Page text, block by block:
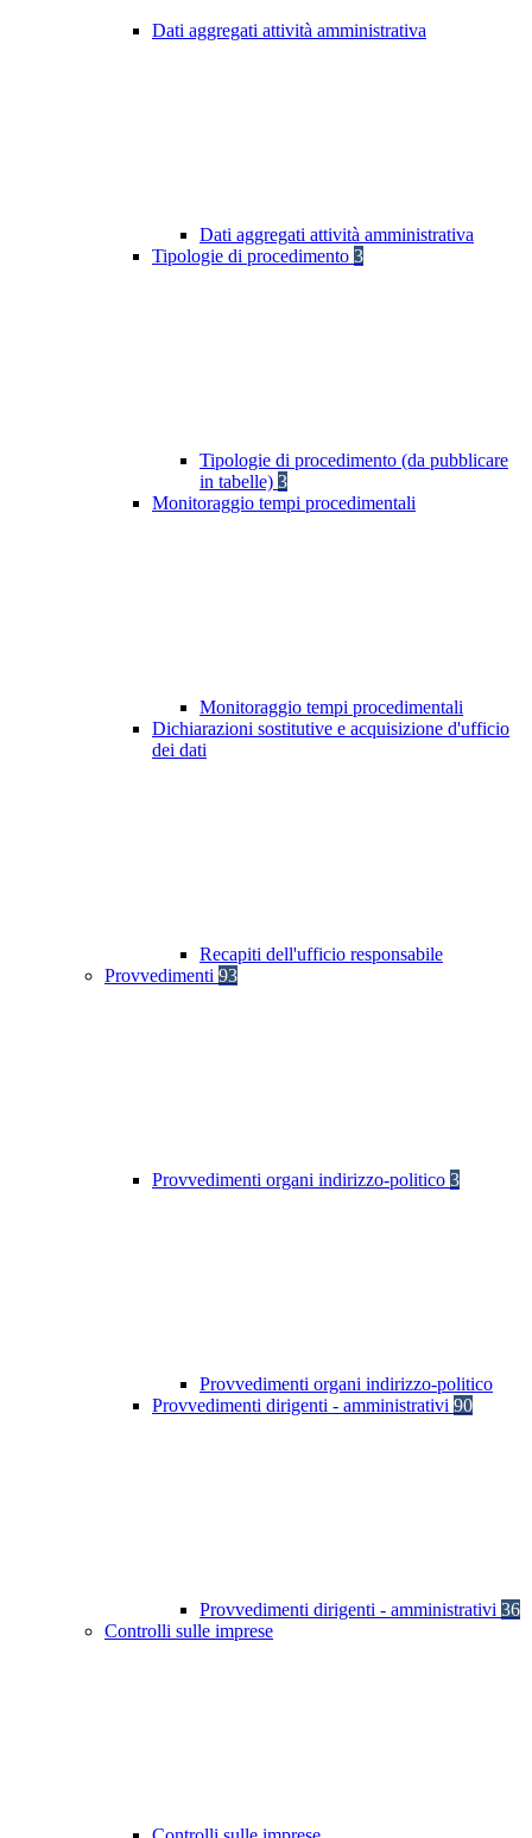
Dati aggregati attività amministrativa
Dati aggregati attività amministrativa
Tipologie di procedimento 3
Tipologie di procedimento (da pubblicare
in tabelle) 3
Monitoraggio tempi procedimentali
Monitoraggio tempi procedimentali
Dichiarazioni sostitutive e acquisizione d'ufficio
dei dati
Recapiti dell'ufficio responsabile
Provvedimenti 93
Provvedimenti organi indirizzo-politico 3
Provvedimenti organi indirizzo-politico
Provvedimenti dirigenti - amministrativi 90
Provvedimenti dirigenti - amministrativi 36
Controlli sulle imprese